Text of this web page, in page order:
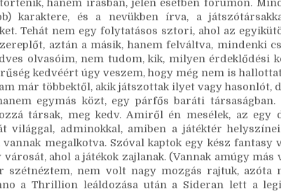
mi ez, vagy más formában ismerték,
is kedvet kap hozzá. :D
olyan játék, ahol a szerepjáték nem élőben,
hanem írásban, jelen esetben fórumon.
karaktere, és a nevükben írva, a
Tehát nem egy folytatásos sztori, ahol az
aztán a másik, hanem felváltva, mindenki
olvasóim, nem tudom, kik, milyen érdeklődési
kedvéért úgy veszem, hogy még nem is
már többektől, akik játszottak ilyet vagy hasonlót,
egymás közt, egy párfős baráti
társak, meg kedv. Amiről én mesélek, az
világgal, adminokkal, amiben a játéktér
megalkotva. Szóval kaptok egy kész fantasy